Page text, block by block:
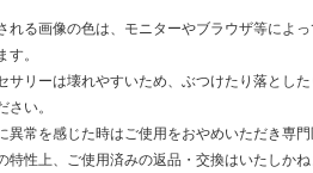
れる画像の色は、モニターやブラウザ等によ
す。
サリーは壊れやすいため、ぶつけたり落とし
さい。
異常を感じた時はご使用をおやめいただき専門
特性上、ご使用済みの返品・交換はいたしかね